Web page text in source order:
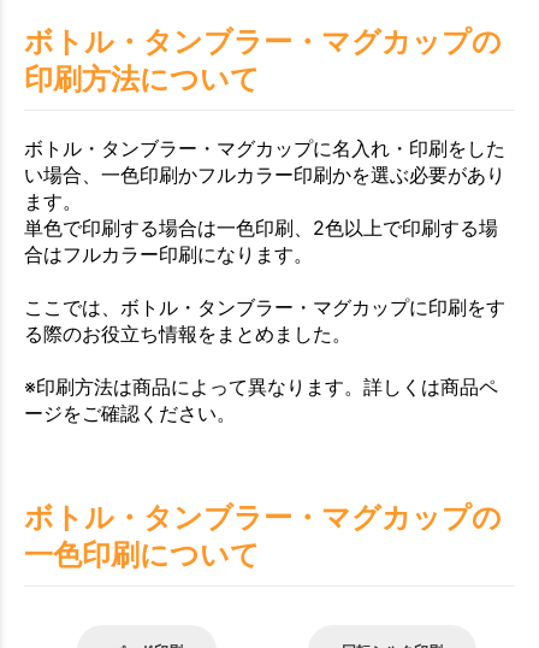
ボトル・タンブラー・マグカップの
印刷方法について
ボトル・タンブラー・マグカップに名入れ・印刷をした
い場合、一色印刷かフルカラー印刷かを選ぶ必要があり
ます。
単色で印刷する場合は一色印刷、2色以上で印刷する場
合はフルカラー印刷になります。
ここでは、ボトル・タンブラー・マグカップに印刷をす
る際のお役立ち情報をまとめました。
※印刷方法は商品によって異なります。詳しくは商品ペ
ージをご確認ください。
ボトル・タンブラー・マグカップの
一色印刷について